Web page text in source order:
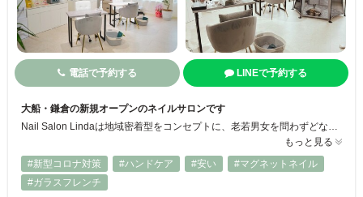
電話で予約する LINEで予約する
大船・鎌倉の新規オープンのネイルサロンです
もっと見る
#新型コロナ対策
#ハンドケア #安い
#マグネットネイル
#ガラスフレンチ